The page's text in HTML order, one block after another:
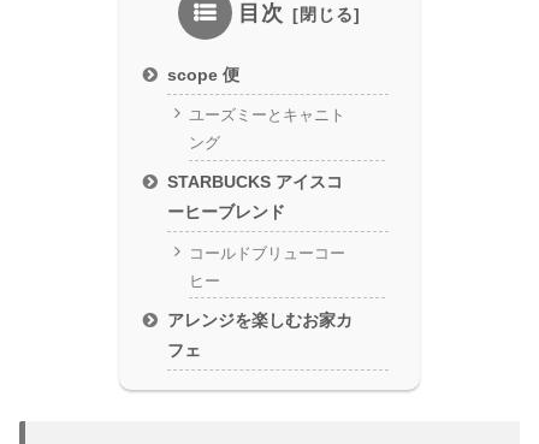
目次
scope 便
ユーズミーとキャニト
ング
STARBUCKS アイスコ
ーヒーブレンド
コールドブリューコー
ヒー
アレンジを楽しむお家カ
フェ